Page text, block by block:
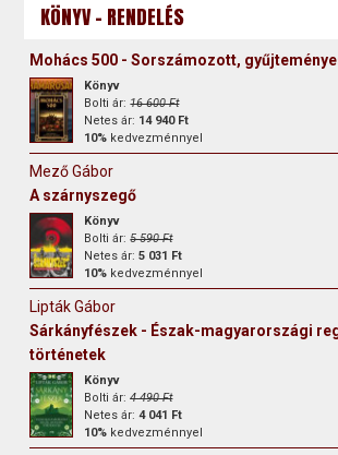
KÖNYV - RENDELÉS
Mohács 500 - Sorszámozott,
Könyv
Bolti ár:16 600 Ft
Netes ár: 14 940 Ft
10% kedvezménnyel
Mező Gábor
A szárnyszegő
Könyv
Bolti ár:5 590 Ft
Netes ár:5 031 Ft
10% kedvezménnyel
Lipták Gábor
Sárkányfészek - Észak-magyarországi
történetek
Könyv
Bolti ár:4 490 Ft
Netes ár:4 041 Ft
10% kedvezménnyel